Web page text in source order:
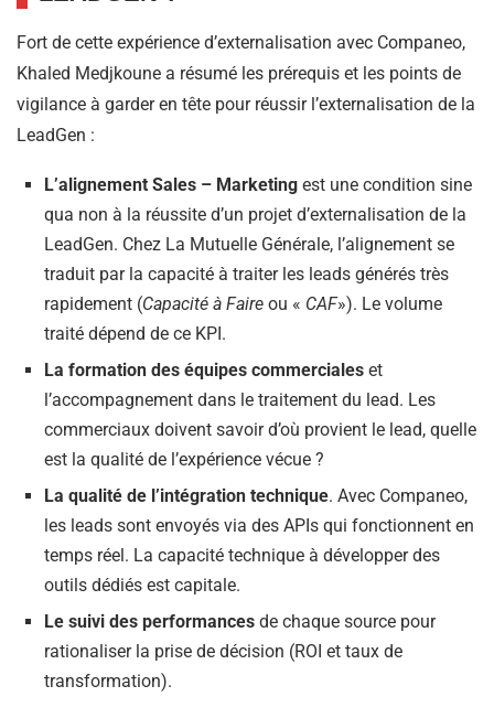
Fort de cette expérience d’externalisation avec Companeo,
Khaled Medjkoune a résumé les prérequis et les points de
vigilance à garder en tête pour réussir l’externalisation de la
LeadGen :
L’alignement Sales – Marketing est une condition sine
qua non à la réussite d’un projet d’externalisation de la
LeadGen. Chez La Mutuelle Générale, l’alignement se
traduit par la capacité à traiter les leads générés très
rapidement (Capacité à Faire ou « CAF»). Le volume
traité dépend de ce KPI.
La formation des équipes commerciales et
l’accompagnement dans le traitement du lead. Les
commerciaux doivent savoir d’où provient le lead, quelle
est la qualité de l’expérience vécue ?
La qualité de l’intégration technique. Avec Companeo,
les leads sont envoyés via des APIs qui fonctionnent en
temps réel. La capacité technique à développer des
outils dédiés est capitale.
Le suivi des performances de chaque source pour
rationaliser la prise de décision (ROI et taux de
transformation).